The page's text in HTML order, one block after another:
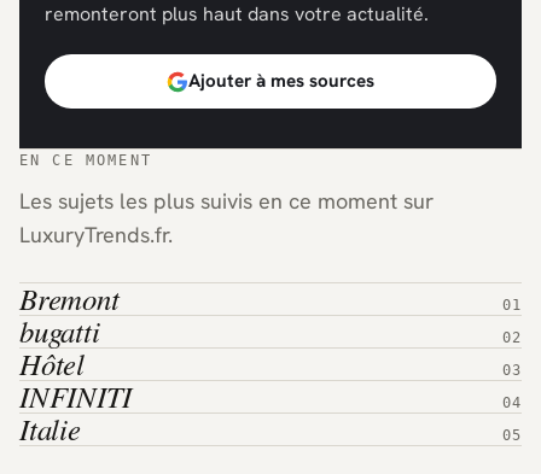
remonteront plus haut dans votre actualité.
Ajouter à mes sources
EN CE MOMENT
Les sujets les plus suivis en ce moment sur
LuxuryTrends.fr.
Bremont
bugatti
Hôtel
INFINITI
Italie